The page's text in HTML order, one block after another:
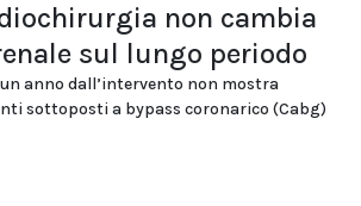
non cambia
sul lungo periodo
anno dall’intervento non mostra
sottoposti a bypass coronarico (Cabg)